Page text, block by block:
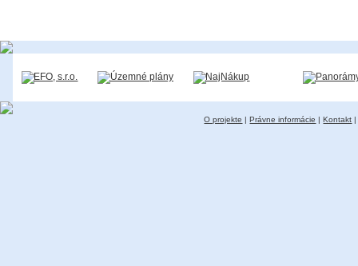
O projekte |Právne informácie |Kontakt